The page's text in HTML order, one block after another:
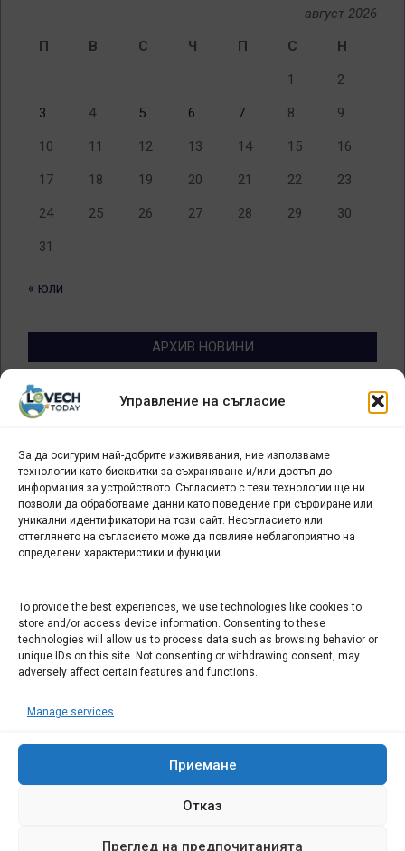
Управление на съгласие
За да осигурим най-добрите изживявания, ние използваме
технологии като бисквитки за съхраняване и/или достъп до
информация за устройството. Съгласието с тези технологии ще ни
позволи да обработваме данни като поведение при сърфиране или
уникални идентификатори на този сайт. Несъгласието или
оттеглянето на съгласието може да повлияе неблагоприятно на
определени характеристики и функции.
To provide the best experiences, we use technologies like cookies to
store and/or access device information. Consenting to these
technologies will allow us to process data such as browsing behavior or
unique IDs on this site. Not consenting or withdrawing consent, may
adversely affect certain features and functions.
Manage services
Приемане
Отказ
Преглед на предпочитанията
август 2026
П
В С Ч П С Н
1 2
3 4 5 6 7 8 9
10 11 12 13 14 15 16
17 18 19 20 21 22 23
24 25 26 27 28 29 30
31
« юли
АРХИВ НОВИНИ
Архив
новини
БИЗНЕС
Арт галерия "Мостове" – магазин за изкуство
СЕВЕРОЗАПАДА ИНФОРМАЦИОНЕН БИЗНЕС
ТУРИСТИЧЕСКИ КЛЪСТЕР
ИНСТИТУЦИИ В ЛОВЕЧ
Административен съд Ловеч
Областна администрация Ловеч
ОДМВР Ловеч
Окръжен съд Ловеч